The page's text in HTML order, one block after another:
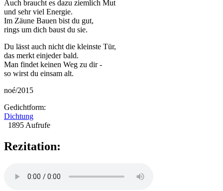
Auch braucht es dazu ziemlich Mut
und sehr viel Energie.
Im Zäune Bauen bist du gut,
rings um dich baust du sie.
Du lässt auch nicht die kleinste Tür,
das merkt einjeder bald.
Man findet keinen Weg zu dir -
so wirst du einsam alt.
noé/2015
Gedichtform:
Dichtung
1895 Aufrufe
Rezitation: